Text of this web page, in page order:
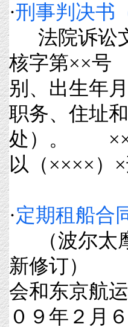
·刑事判决书
法院诉
核字第××
别、出生年
职务、住址
处）。
以（××××）
·定期租船合
（波尔太
新修订）
会和东京航
０９年２月